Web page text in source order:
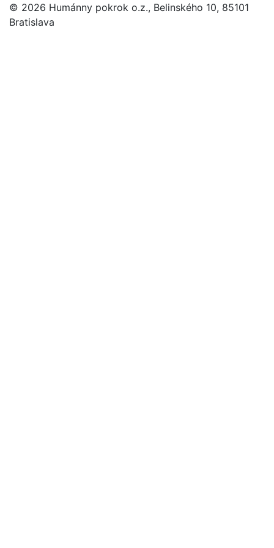
© 2026 Humánny pokrok o.z., Belinského 10, 85101
Bratislava